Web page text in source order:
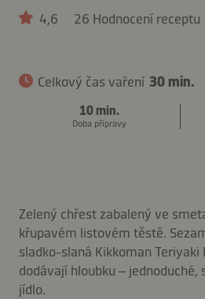
4,6 26 Hodnocení receptu
Celkový čas vaření 30 min.
10 min.
Doba přípravy
Zelený chřest zabalený ve
křupavém listovém těstě.
sladko-slaná Kikkoman Teriyaki
dodávají hloubku – jednoduché,
jídlo.